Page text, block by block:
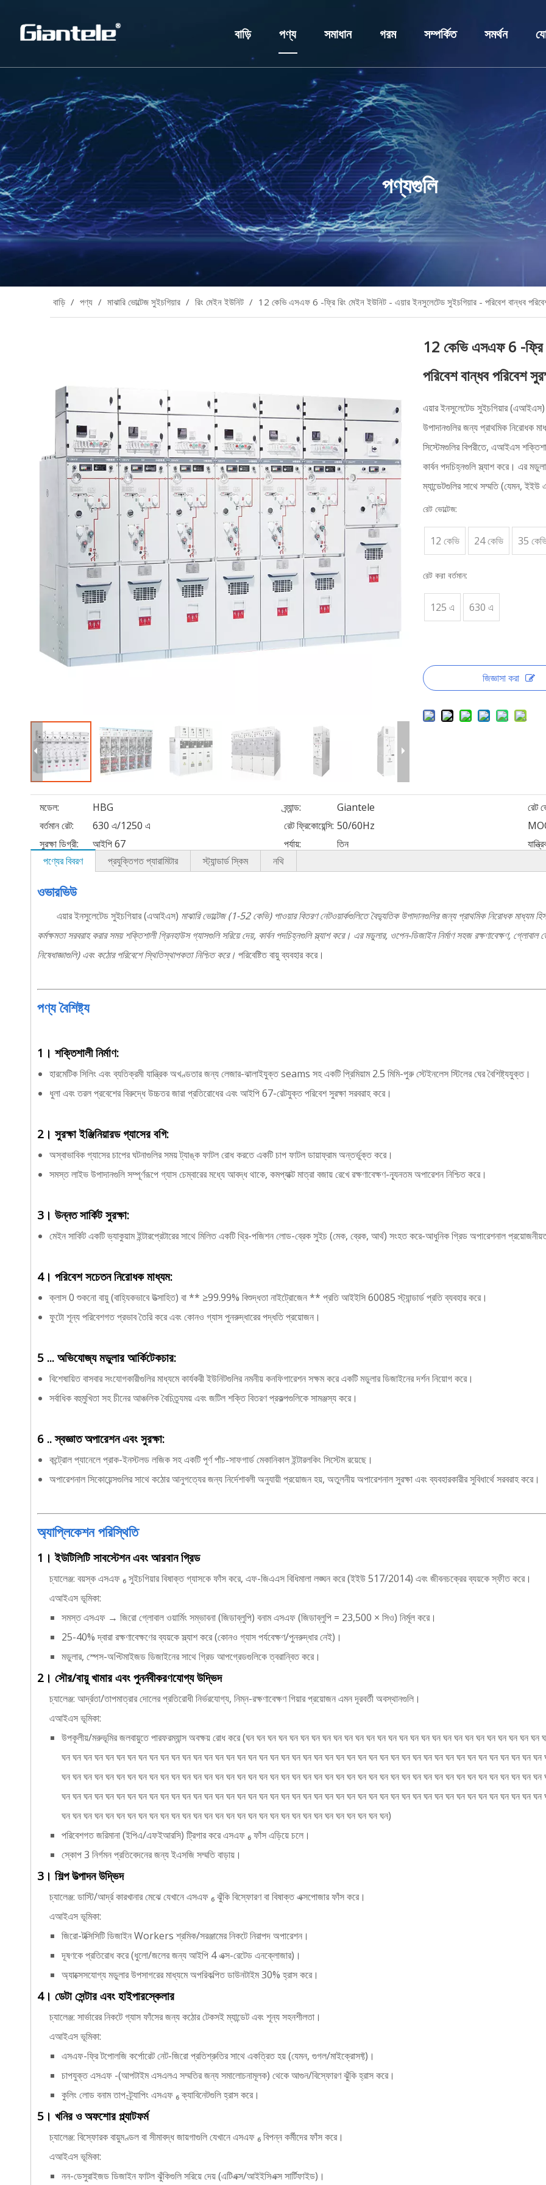
বাড়ি পণ্য
কম ভোল্টেজ সুইচগিয়ার
মাঝারি ভোল্টেজ সুইচগিয়ার
ট্রান্সফরমার
সার্কিট ব্রেকার
ক্যাপাসিটর চুল্লি
ডিসি প্যানেল ক্যাবিনেট
প্রিফেব্রিকেটেড সাবস্টেশন
সমাধান
শিল্প সমাধান
আবেদন
কাস্টমাইজেশন
গরম
সুইচগিয়ার
ভ্যাকুয়াম সার্কিট ব্রেকার
ক্যাপাসিটার ব্যাংক
রিং মেইন ইউনিট
সম্পর্কিত
প্রোফাইল
খবর
সমর্থন
সেবা
FAQ
পণ্যগুলি
বাড়ি / পণ্য / মাঝারি ভোল্টেজ সুইচগিয়ার / রিং মেইন ইউনিট / 12 কেভি এসএফ 6 -ফ্রি রিং মেইন ইউনিট - এয়ার ইনসুলেটেড সুইচগিয়ার - পরিবেশ বান্ধব
12 কেভি এসএফ 6 -ফ্রি
পরিবেশ বান্ধব পরিবেশ
এয়ার ইনসুলেটেড সুইচগিয়ার (এআইএস)
উপাদানগুলির জন্য প্রাথমিক নিরোধক
সিস্টেমগুলির বিপরীতে, এআইএস
কার্বন পদচিহ্নগুলি স্ল্যাশ করে। এর
ম্যান্ডেটগুলির সাথে সম্মতি (যেমন, ইইউ
রেট ভোল্টেজ:
12 কেভি 24 কেভি 35
রেট করা বর্তমান:
125 এ 630 এ
জিজ্ঞাসা করা
মডেল: HBG ব্র্যান্ড: Giantele রেট
বর্তমান রেট:
630 এ/1250 এ রেট ফ্রিকোয়েন্সি: 50/60Hz
সুরক্ষা ডিগ্রী:
আইপি 67 পর্যায়: তিন
পণ্যের বিবরণ
প্রযুক্তিগত প্যারামিটার স্ট্যান্ডার্ড স্কিম নথি
ওভারভিউ
এয়ার ইনসুলেটেড সুইচগিয়ার (এআইএস) মাঝারি ভোল্টেজ (1-52 কেভি) পাওয়ার বিতরণ নেটওয়ার্কগুলিতে বৈদ্যুতিক উপাদানগুলির জন্য প্রাথমিক নিরোধক
কর্মক্ষমতা সরবরাহ করার সময় শক্তিশালী গ্রিনহাউস গ্যাসগুলি সরিয়ে দেয়, কার্বন পদচিহ্নগুলি স্ল্যাশ করে। এর মডুলার, ওপেন-ডিজাইন নির্মাণ সহজ রক্ষণাবেক্ষণ,
নিষেধাজ্ঞাগুলি) এবং কঠোর পরিবেশে স্থিতিস্থাপকতা নিশ্চিত করে। পরিবেষ্টিত বায়ু ব্যবহার করে।
পণ্য বৈশিষ্ট্য
1। শক্তিশালী নির্মাণ:
হারমেটিক সিলিং এবং ব্যতিক্রমী যান্ত্রিক অখণ্ডতার জন্য লেজার-ঝালাইযুক্ত seams সহ একটি প্রিমিয়াম 2.5 মিমি-পুরু স্টেইনলেস স্টিলের ঘের বৈশিষ্ট্যযুক্ত।
ধুলা এবং তরল প্রবেশের বিরুদ্ধে উচ্চতর জারা প্রতিরোধের এবং আইপি 67-রেটযুক্ত পরিবেশ সুরক্ষা সরবরাহ করে।
2। সুরক্ষা ইঞ্জিনিয়ারড গ্যাসের বগি:
অস্বাভাবিক গ্যাসের চাপের ঘটনাগুলির সময় ট্যাঙ্ক ফাটল রোধ করতে একটি চাপ ফাটল ডায়াফ্রাম অন্তর্ভুক্ত করে।
সমস্ত লাইভ উপাদানগুলি সম্পূর্ণরূপে গ্যাস চেম্বারের মধ্যে আবদ্ধ থাকে, কমপ্যাক্ট মাত্রা বজায় রেখে রক্ষণাবেক্ষণ-ন্যূনতম অপারেশন নিশ্চিত করে।
3। উন্নত সার্কিট সুরক্ষা:
মেইন সার্কিট একটি ভ্যাকুয়াম ইন্টারপ্রেটারের সাথে মিলিত একটি থ্রি-পজিশন লোড-ব্রেক সুইচ (মেক, ব্রেক, আর্থ) সংহত করে-আধুনিক গ্রিড অপারেশনাল
4। পরিবেশ সচেতন নিরোধক মাধ্যম:
ক্লাস 0 শুকনো বায়ু (বাহ্যিকভাবে উত্সাহিত) বা ** ≥99.99% বিশুদ্ধতা নাইট্রোজেন ** প্রতি আইইসি 60085 স্ট্যান্ডার্ড প্রতি ব্যবহার করে।
ফুটো শূন্য পরিবেশগত প্রভাব তৈরি করে এবং কোনও গ্যাস পুনরুদ্ধারের পদ্ধতি প্রয়োজন।
5 ... অভিযোজ্য মডুলার আর্কিটেকচার:
বিশেষায়িত বাসবার সংযোগকারীগুলির মাধ্যমে কার্যকরী ইউনিটগুলির নমনীয় কনফিগারেশন সক্ষম করে একটি মডুলার ডিজাইনের দর্শন নিয়োগ করে।
সর্বাধিক বহুমুখিতা সহ চীনের আঞ্চলিক বৈচিত্র্যময় এবং জটিল শক্তি বিতরণ প্রকল্পগুলিকে সামঞ্জস্য করে।
6 .. স্বজ্ঞাত অপারেশন এবং সুরক্ষা:
কন্ট্রোল প্যানেলে প্রাক-ইনস্টলড লজিক সহ একটি পূর্ণ পাঁচ-সাফগার্ড মেকানিকাল ইন্টারলকিং সিস্টেম রয়েছে।
অপারেশনাল সিকোয়েন্সগুলির সাথে কঠোর আনুগত্যের জন্য নির্দেশাবলী অনুযায়ী প্রয়োজন হয়, অতুলনীয় অপারেশনাল সুরক্ষা এবং ব্যবহারকারীর সুবিধার্থে সরবরাহ করে।
অ্যাপ্লিকেশন পরিস্থিতি
1। ইউটিলিটি সাবস্টেশন এবং আরবান গ্রিড
চ্যালেঞ্জ: বয়স্ক এসএফ ₆ সুইচগিয়ার বিষাক্ত গ্যাসকে ফাঁস করে, এফ-জিএএস বিধিমালা লঙ্ঘন করে (ইইউ 517/2014) এবং জীবনচক্রের ব্যয়কে স্ফীত করে।
এআইএস ভূমিকা:
সমস্ত এসএফ → জিরো গ্লোবাল ওয়ার্মিং সম্ভাবনা (জিডাব্লুপি) বনাম এসএফ (জিডাব্লুপি = 23,500 × সিও) নির্মূল করে।
25-40% দ্বারা রক্ষণাবেক্ষণের ব্যয়কে স্ল্যাশ করে (কোনও গ্যাস পর্যবেক্ষণ/পুনরুদ্ধার নেই)।
মডুলার, স্পেস-অপ্টিমাইজড ডিজাইনের সাথে গ্রিড আপগ্রেডগুলিকে ত্বরান্বিত করে।
2। সৌর/বায়ু খামার এবং পুনর্নবীকরণযোগ্য উদ্ভিদ
চ্যালেঞ্জ: আর্দ্রতা/তাপমাত্রার দোলের প্রতিরোধী নির্ভরযোগ্য, নিম্ন-রক্ষণাবেক্ষণ গিয়ার প্রয়োজন এমন দূরবর্তী অবস্থানগুলি।
এআইএস ভূমিকা:
উপকূলীয়/মরুভূমির জলবায়ুতে পারফরম্যান্স অবক্ষয় রোধ করে (ঘন ঘন ঘন ঘন ঘন ঘন ঘন ঘন ঘন ঘন ঘন ঘন ঘন ঘন ঘন ঘন ঘন ঘন ঘন ঘন ঘন ঘন ঘন ঘন ঘন ঘন
ঘন ঘন ঘন ঘন ঘন ঘন ঘন ঘন ঘন ঘন ঘন ঘন ঘন ঘন ঘন ঘন ঘন ঘন ঘন ঘন ঘন ঘন ঘন ঘন ঘন ঘন ঘন ঘন ঘন ঘন ঘন ঘন ঘন ঘন ঘন ঘন ঘন ঘন ঘন ঘন ঘন ঘন ঘন
ঘন ঘন ঘন ঘন ঘন ঘন ঘন ঘন ঘন ঘন ঘন ঘন ঘন ঘন ঘন ঘন ঘন ঘন ঘন ঘন ঘন ঘন ঘন ঘন ঘন ঘন ঘন ঘন ঘন ঘন ঘন ঘন ঘন ঘন ঘন ঘন ঘন ঘন ঘন ঘন ঘন ঘন ঘন
ঘন ঘন ঘন ঘন ঘন ঘন ঘন ঘন ঘন ঘন ঘন ঘন ঘন ঘন ঘন ঘন ঘন ঘন ঘন ঘন ঘন ঘন ঘন ঘন ঘন ঘন ঘন ঘন ঘন ঘন ঘন ঘন ঘন ঘন ঘন ঘন ঘন ঘন ঘন ঘন ঘন ঘন ঘন
ঘন ঘন ঘন ঘন ঘন ঘন ঘন ঘন ঘন ঘন ঘন ঘন ঘন ঘন ঘন ঘন ঘন ঘন ঘন ঘন ঘন ঘন ঘন ঘন ঘন ঘন ঘন ঘন ঘন ঘন)
পরিবেশগত জরিমানা (ইপিএ/এফইআরসি) ট্রিগার করে এসএফ ₆ ফাঁস এড়িয়ে চলে।
স্কোপ 3 নির্গমন প্রতিবেদনের জন্য ইএসজি সম্মতি বাড়ায়।
3। শিল্প উত্পাদন উদ্ভিদ
চ্যালেঞ্জ: ডাস্টি/আর্দ্র কারখানার মেঝে যেখানে এসএফ ₆ ঝুঁকি বিস্ফোরণ বা বিষাক্ত এক্সপোজার ফাঁস করে।
এআইএস ভূমিকা:
জিরো-টক্সিসিটি ডিজাইন Workers শ্রমিক/সরঞ্জামের নিকটে নিরাপদ অপারেশন।
দূষণকে প্রতিরোধ করে (ধুলো/জলের জন্য আইপি 4 এক্স-রেটেড এনক্লোজার)।
অ্যাক্সেসযোগ্য মডুলার উপসাগরের মাধ্যমে অপরিকল্পিত ডাউনটাইম 30% হ্রাস করে।
4। ডেটা সেন্টার এবং হাইপারস্কেলার
চ্যালেঞ্জ: সার্ভারের নিকটে গ্যাস ফাঁসের জন্য কঠোর টেকসই ম্যান্ডেট এবং শূন্য সহনশীলতা।
এআইএস ভূমিকা:
এসএফ-ফ্রি টপোলজি কর্পোরেট নেট-জিরো প্রতিশ্রুতির সাথে একত্রিত হয় (যেমন, গুগল/মাইক্রোসফ্ট)।
চাপযুক্ত এসএফ -(আপটাইম এসএলএ সম্মতির জন্য সমালোচনামূলক) থেকে আগুন/বিস্ফোরণ ঝুঁকি হ্রাস করে।
কুলিং লোড বনাম তাপ-ট্র্যাপিং এসএফ ₆ ক্যাবিনেটগুলি হ্রাস করে।
5। খনির ও অফশোর প্ল্যাটফর্ম
চ্যালেঞ্জ: বিস্ফোরক বায়ুমণ্ডল বা সীমাবদ্ধ জায়গাগুলি যেখানে এসএফ ₆ বিপন্ন কর্মীদের ফাঁস করে।
এআইএস ভূমিকা:
নন-ডেসুরাইজড ডিজাইন ফাটল ঝুঁকিগুলি সরিয়ে দেয় (এটিএক্স/আইইসিএক্স সার্টিফাইড)।